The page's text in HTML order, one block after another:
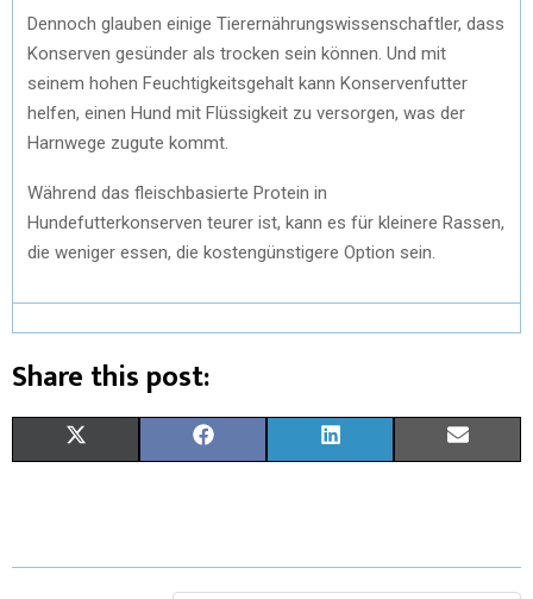
Dennoch glauben einige Tierernährungswissenschaftler, dass
Konserven gesünder als trocken sein können. Und mit
seinem hohen Feuchtigkeitsgehalt kann Konservenfutter
helfen, einen Hund mit Flüssigkeit zu versorgen, was der
Harnwege zugute kommt.
Während das fleischbasierte Protein in
Hundefutterkonserven teurer ist, kann es für kleinere Rassen,
die weniger essen, die kostengünstigere Option sein.
Share this post:
W E K I